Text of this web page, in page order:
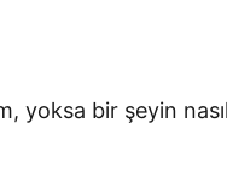
yoksa bir şeyin